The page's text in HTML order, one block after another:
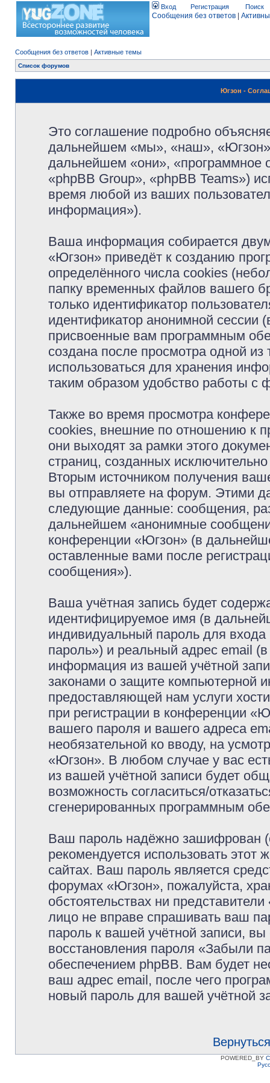
Вход Регистрация Поиск
Сообщения без ответов
Сообщения без ответов | Активные темы
Список форумов
Югзон -
Это соглашение подробно
дальнейшем «мы», «наш»,
дальнейшем «они», «программное
«phpBB Group», «phpBB Teams»)
время любой из ваших
информация»).
Ваша информация собирается
«Югзон» приведёт к созданию
определённого числа cookies
папку временных файлов вашего
только идентификатор
идентификатор анонимной сессии
присвоенные вам программным
создана после просмотра одной
использоваться для хранения
таким образом удобство работы с
Также во время просмотра
cookies, внешние по отношению к
они выходят за рамки этого
страниц, созданных
Вторым источником получения
вы отправляете на форум. Этими
следующие данные: сообщения,
дальнейшем «анонимные
конференции «Югзон» (в
оставленные вами после
сообщения»).
Ваша учётная запись будет
идентифицируемое имя (в
индивидуальный пароль для
пароль») и реальный адрес email
информация из вашей учётной
законами о защите компьютерной
предоставляющей нам услуги
при регистрации в конференции
вашего пароля и вашего адреса
необязательной ко вводу, на
«Югзон». В любом случае у вас
из вашей учётной записи будет
возможность согласиться/
сгенерированных программным
Ваш пароль надёжно зашифрован
рекомендуется использовать этот
сайтах. Ваш пароль является
форумах «Югзон», пожалуйста,
обстоятельствах ни
лицо не вправе спрашивать ваш
пароль к вашей учётной записи,
восстановления пароля «Забыли
обеспечением phpBB. Вам будет
ваш адрес email, после чего
новый пароль для вашей учётной
POWERED_BY